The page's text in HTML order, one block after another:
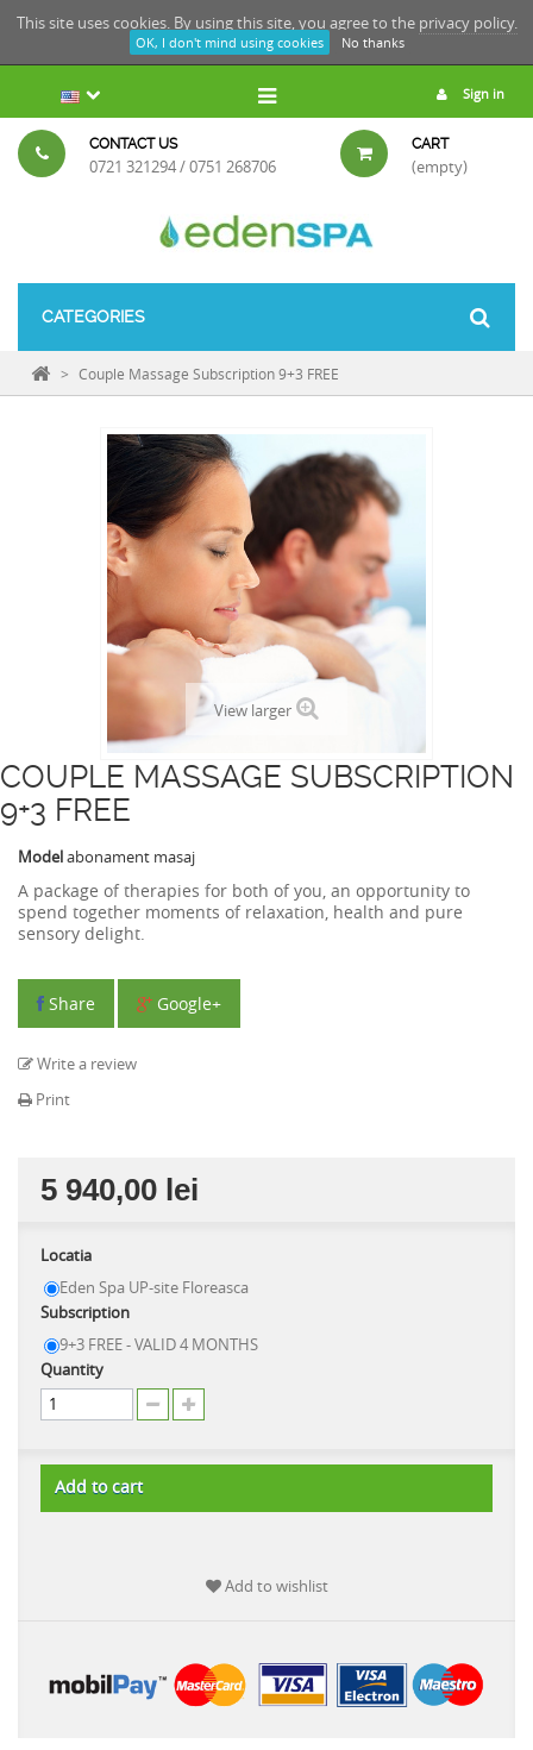
This site uses cookies. By using this site, you agree to the privacy policy.
OK, I don't mind using cookies No thanks
Sign in
CONTACT US
0721 321294 / 0751 268706
CART
(empty)
CATEGORIES
> Couple Massage Subscription 9+3 FREE
View larger
COUPLE MASSAGE SUBSCRIPTION
9+3 FREE
Modelabonament masaj
A package of therapies for both of you, an opportunity to
spend together moments of relaxation, health and pure
sensory delight.
Share Google+
Write a review
Print
5 940,00 lei
Locatia
Eden Spa UP-site Floreasca
Subscription
9+3 FREE - VALID 4 MONTHS
Quantity
Add to cart
Add to wishlist